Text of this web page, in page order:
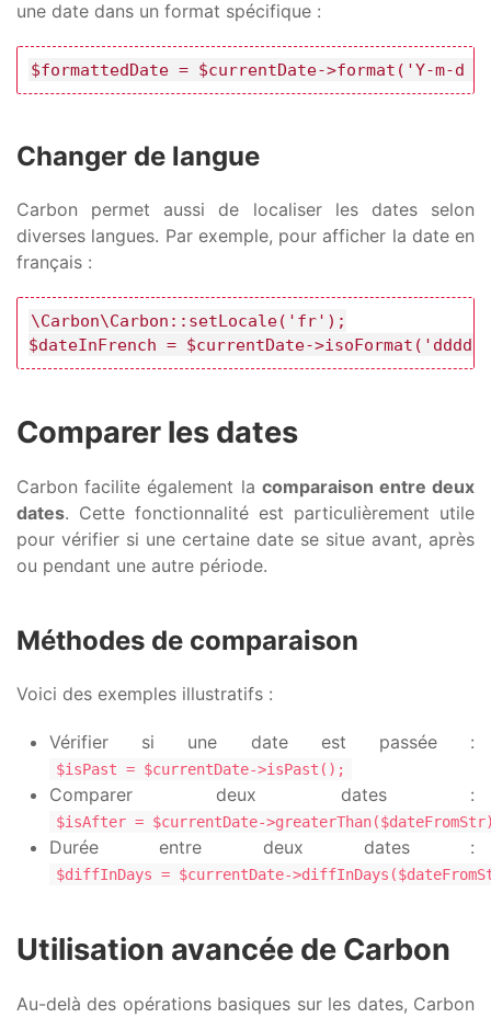
une date dans un format spécifique :
$formattedDate = $currentDate->format('Y-m-d
Changer de langue
Carbon permet aussi de localiser les dates selon
diverses langues. Par exemple, pour afficher la date en
français :
\Carbon\Carbon::setLocale('fr');
$dateInFrench = $currentDate-
Comparer les dates
Carbon facilite également la comparaison entre deux
dates. Cette fonctionnalité est particulièrement utile
pour vérifier si une certaine date se situe avant, après
ou pendant une autre période.
Méthodes de comparaison
Voici des exemples illustratifs :
Vérifier si une date est passée :
$isPast = $currentDate->isPast();
Comparer deux dates :
$isAfter = $currentDate-
Durée entre deux dates :
$diffInDays = $currentDate-
Utilisation avancée de Carbon
Au-delà des opérations basiques sur les dates, Carbon